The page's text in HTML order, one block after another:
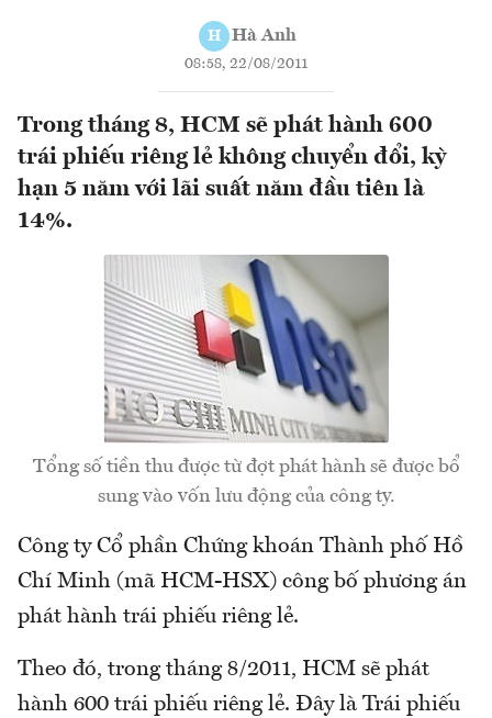
H Hà Anh
08:58, 22/08/2011
Trong tháng 8, HCM sẽ phát hành 600
trái phiếu riêng lẻ không chuyển đổi, kỳ
hạn 5 năm với lãi suất năm đầu tiên là
14%.
Tổng số tiền thu được từ đợt phát hành sẽ được bổ
sung vào vốn lưu động của công ty.
Công ty Cổ phần Chứng khoán Thành phố Hồ
Chí Minh (mã HCM-HSX) công bố phương án
phát hành trái phiếu riêng lẻ.
Theo đó, trong tháng 8/2011, HCM sẽ phát
hành 600 trái phiếu riêng lẻ. Đây là Trái phiếu